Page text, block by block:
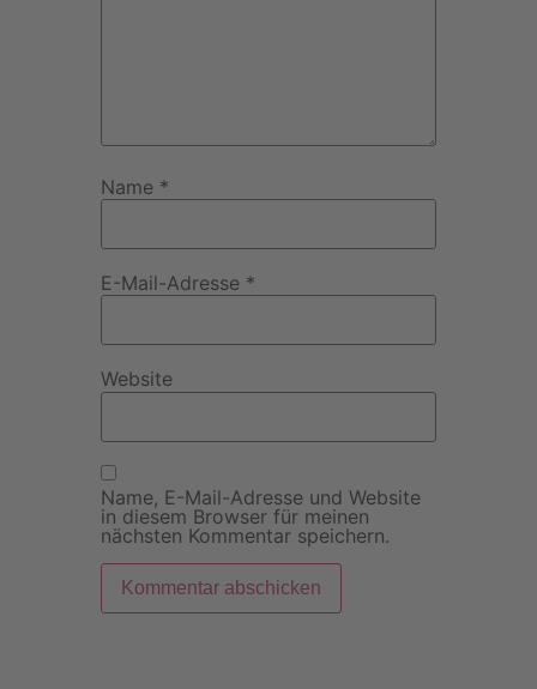
Name *
E-Mail-Adresse *
Website
Name, E-Mail-Adresse und Website
in diesem Browser für meinen
nächsten Kommentar speichern.